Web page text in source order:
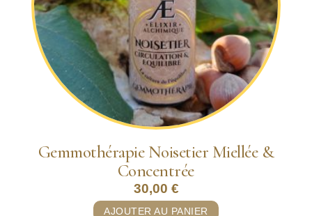
Gemmothérapie Noisetier Miellée &
Concentrée
30,00 €
AJOUTER AU PANIER